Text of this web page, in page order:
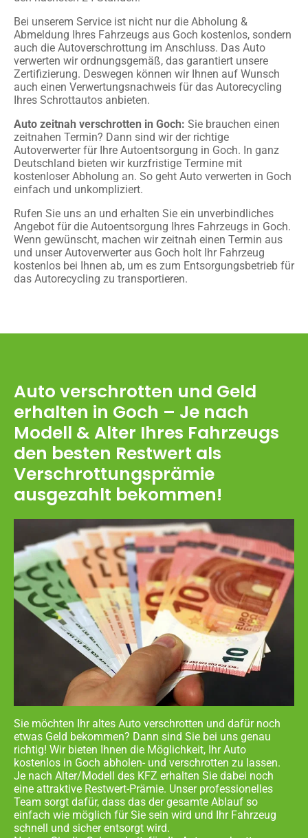
Bei unserem Service ist nicht nur die Abholung &
Abmeldung Ihres Fahrzeugs aus Goch kostenlos, sondern
auch die Autoverschrottung im Anschluss. Das Auto
verwerten wir ordnungsgemäß, das garantiert unsere
Zertifizierung. Deswegen können wir Ihnen auf Wunsch
auch einen Verwertungsnachweis für das Autorecycling
Ihres Schrottautos anbieten.
Auto zeitnah verschrotten in Goch: Sie brauchen einen
zeitnahen Termin? Dann sind wir der richtige
Autoverwerter für Ihre Autoentsorgung in Goch. In ganz
Deutschland bieten wir kurzfristige Termine mit
kostenloser Abholung an. So geht Auto verwerten in Goch
einfach und unkompliziert.
Rufen Sie uns an und erhalten Sie ein unverbindliches
Angebot für die Autoentsorgung Ihres Fahrzeugs in Goch.
Wenn gewünscht, machen wir zeitnah einen Termin aus
und unser Autoverwerter aus Goch holt Ihr Fahrzeug
kostenlos bei Ihnen ab, um es zum Entsorgungsbetrieb für
das Autorecycling zu transportieren.
Auto verschrotten und Geld
erhalten in Goch – Je nach
Modell & Alter Ihres Fahrzeugs
den besten Restwert als
Verschrottungsprämie
ausgezahlt bekommen!
Sie möchten Ihr altes Auto verschrotten und dafür noch
etwas Geld bekommen? Dann sind Sie bei uns genau
richtig! Wir bieten Ihnen die Möglichkeit, Ihr Auto
kostenlos in Goch abholen- und verschrotten zu lassen.
Je nach Alter/Modell des KFZ erhalten Sie dabei noch
eine attraktive Restwert-Prämie. Unser professionelles
Team sorgt dafür, dass das der gesamte Ablauf so
einfach wie möglich für Sie sein wird und Ihr Fahrzeug
schnell und sicher entsorgt wird.